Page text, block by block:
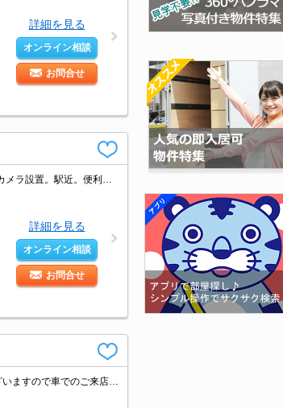
詳細を見る
オンライン相談
お問合せ
詳細を見る
オンライン相談
お問合せ